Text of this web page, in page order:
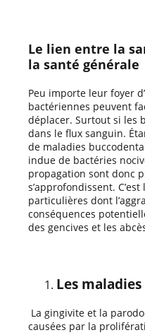
Le lien entre la
la santé générale
Peu importe leur foyer
bactériennes peuvent
déplacer. Surtout si les
dans le flux sanguin.
de maladies
indue de bactéries
propagation sont donc
s’approfondissent.
particulières dont
conséquences
des gencives et les
Les
La gingivite et la
causées par la